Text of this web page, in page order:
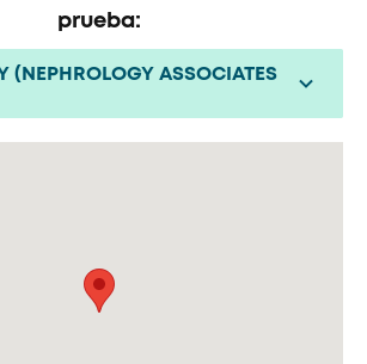
prueba:
(NEPHROLOGY ASSOCIATES